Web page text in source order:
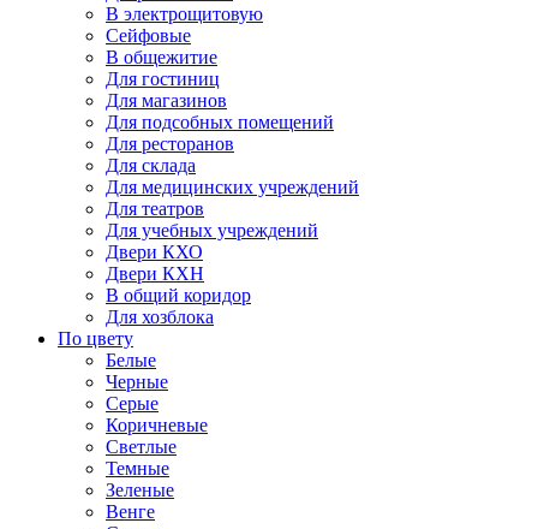
В электрощитовую
Сейфовые
В общежитие
Для гостиниц
Для магазинов
Для подсобных помещений
Для ресторанов
Для склада
Для медицинских учреждений
Для театров
Для учебных учреждений
Двери КХО
Двери КХН
В общий коридор
Для хозблока
По цвету
Белые
Черные
Серые
Коричневые
Светлые
Темные
Зеленые
Венге